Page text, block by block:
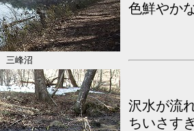
色鮮やか
三峰沼
沢水が流
ちいさす